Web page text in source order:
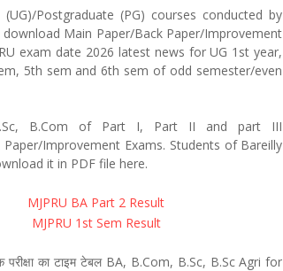
Postgraduate (PG) courses conducted by
Main Paper/Back Paper/Improvement
exam date 2026 latest news for UG 1st year,
5th sem and 6th sem of odd semester/even
B.Com of Part I, Part II and part III
Improvement Exams. Students of Bareilly
it in PDF file here.
MJPRU BA Part 2 Result
MJPRU 1st Sem Result
का टाइम टेबल BA, B.Com, B.Sc, B.Sc Agri for